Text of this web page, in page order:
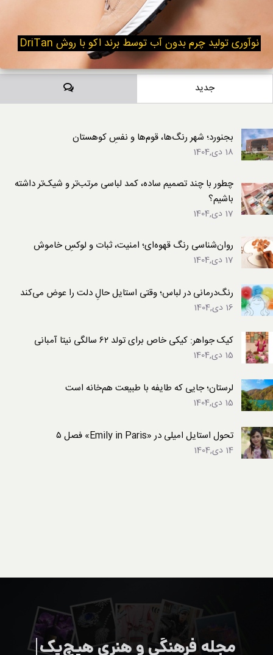
نوآوری تولید چرم بدون آب توسط برند اکو با روش DriTan
جدید دیدگاه‌ها
بجنورد؛ شهر رنگ‌ها، قوم‌ها و نفسِ کوهستان
18 دی,1404
چطور با چند تصمیم ساده، کمد لباسی مرتب‌تر و شیک‌تر داشته
باشیم؟
17 دی,1404
روان‌شناسی رنگ قهوه‌ای؛ امنیت، ثبات و لوکسِ خاموش
17 دی,1404
رنگ‌درمانی در لباس؛ وقتی استایل حالِ دلت را عوض می‌کند
16 دی,1404
کیک جواهر: کیکی خاص برای تولد ۶۲ سالگی نیتا آمبانی
15 دی,1404
لرستان؛ جایی که طایفه با طبیعت هم‌خانه است
15 دی,1404
تحول استایل امیلی در «Emily in Paris» فصل ۵
14 دی,1404